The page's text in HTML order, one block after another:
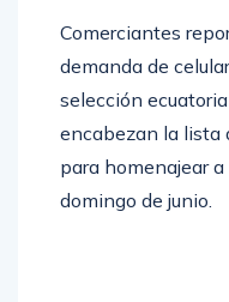
Comerciantes
demanda de
selección
encabezan la lista
para homenajear
domingo de junio.